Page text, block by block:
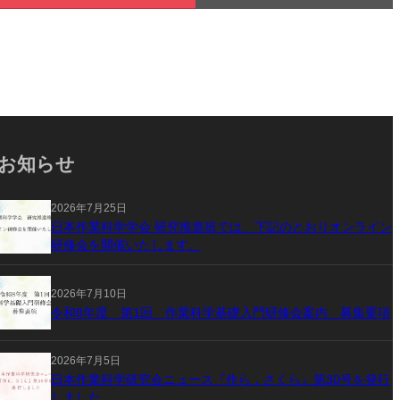
知らせ
2026年7月25日
日本作業科学学会 研究推進班では、下記のとおりオンライン
研修会を開催いたします。
2026年7月10日
令和8年度 第1回 作業科学基礎入門研修会案内 募集要項
2026年7月5日
日本作業科学研究会ニュース『作ら，さくら』第30号を発行